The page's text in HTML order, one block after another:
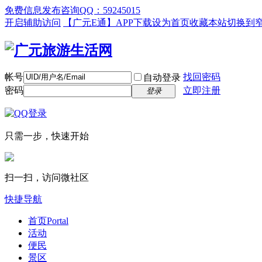
免费信息发布咨询QQ：59245015
开启辅助访问
【广元E通】APP下载设为首页收藏本站切换到
帐号 自动登录 找回密码
密码
登录 立即注册
只需一步，快速开始
扫一扫，访问微社区
快捷导航
首页Portal
活动
便民
景区